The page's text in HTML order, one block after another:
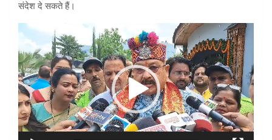
संदेश दे सकते हैं।
Video
Player